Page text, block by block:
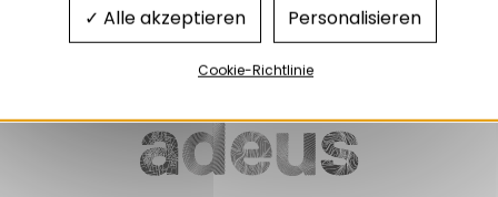
Alle akzeptieren
Personalisieren
Cookie-Richtlinie